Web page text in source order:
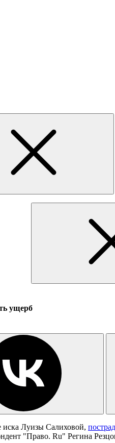
ущерб
иска Луизы Салиховой,
"Право. Ru" Регина